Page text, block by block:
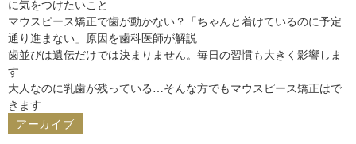
に気をつけたいこと
マウスピース矯正で歯が動かない？「ちゃんと着けているのに予定
通り進まない」原因を歯科医師が解説
歯並びは遺伝だけでは決まりません。毎日の習慣も大きく影響しま
す
大人なのに乳歯が残っている…そんな方でもマウスピース矯正はで
きます
アーカイブ